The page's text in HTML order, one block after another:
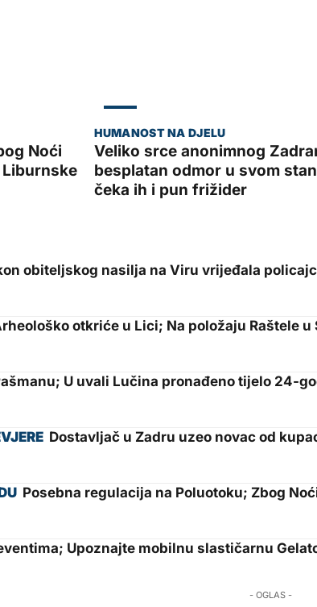
Noći
Veliko srce anonimnog
besplatan odmor u svom
čeka ih i pun frižider
obiteljskog nasilja na Viru vrijeđala
otkriće u Lici; Na položaju Raštele
U uvali Lučina pronađeno tijelo 24-
Dostavljač u Zadru uzeo novac od
Posebna regulacija na Poluotoku; Zbog
Upoznajte mobilnu slastičarnu
- OGLAS -